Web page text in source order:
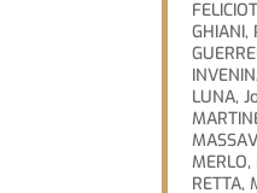
LUNA,
RETTA,